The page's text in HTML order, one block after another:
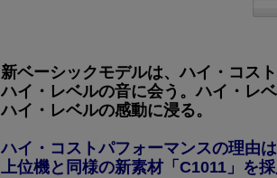
新ベーシックモデルは、ハイ・コスト
ハイ・レベルの音に会う。ハイ・レベ
ハイ・レベルの感動に浸る。
ハイ・コストパフォーマンスの理由は
上位機と同様の新素材「C1011」を採